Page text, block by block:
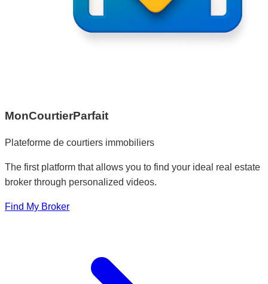
MonCourtierParfait
Plateforme de courtiers immobiliers
The first platform that allows you to find your ideal real estate
broker through personalized videos.
Find My Broker